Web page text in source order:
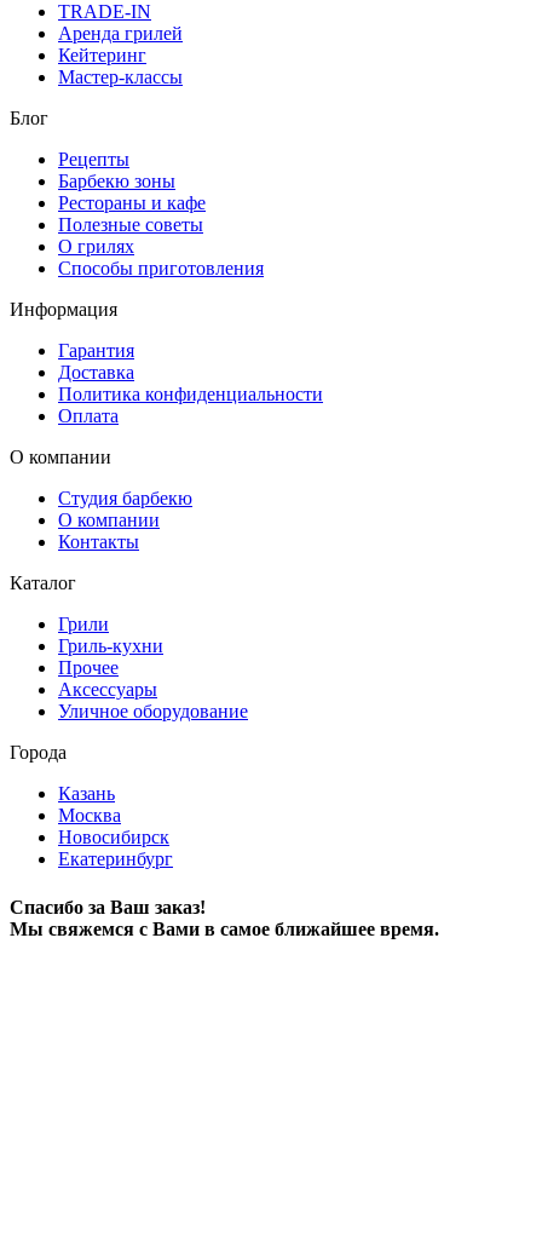
TRADE-IN
Аренда грилей
Кейтеринг
Мастер-классы
Блог
Рецепты
Барбекю зоны
Рестораны и кафе
Полезные советы
О грилях
Способы приготовления
Информация
Гарантия
Доставка
Политика конфиденциальности
Оплата
О компании
Студия барбекю
О компании
Контакты
Каталог
Грили
Гриль-кухни
Прочее
Аксессуары
Уличное оборудование
Города
Казань
Москва
Новосибирск
Екатеринбург
Спасибо за Ваш заказ!
Мы свяжемся с Вами в самое ближайшее время.